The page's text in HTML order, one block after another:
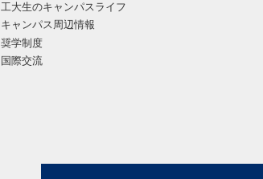
工大生のキャンパスライフ
キャンパス周辺情報
奨学制度
国際交流